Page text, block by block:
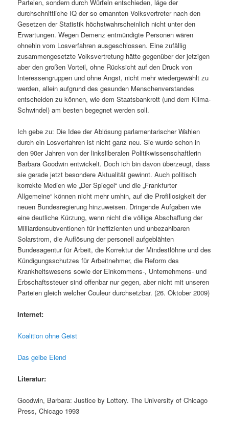
Parteien, sondern durch Würfeln entschieden, läge der
durchschnittliche IQ der so ernannten Volksvertreter nach den
Gesetzen der Statistik höchstwahrscheinlich nicht unter den
Erwartungen. Wegen Demenz entmündigte Personen wären
ohnehin vom Losverfahren ausgeschlossen. Eine zufällig
zusammengesetzte Volksvertretung hätte gegenüber der jetzigen
aber den großen Vorteil, ohne Rücksicht auf den Druck von
Interessengruppen und ohne Angst, nicht mehr wiedergewählt zu
werden, allein aufgrund des gesunden Menschenverstandes
entscheiden zu können, wie dem Staatsbankrott (und dem Klima-
Schwindel) am besten begegnet werden soll.
Ich gebe zu: Die Idee der Ablösung parlamentarischer Wahlen
durch ein Losverfahren ist nicht ganz neu. Sie wurde schon in
den 90er Jahren von der linksliberalen Politikwissenschaftlerin
Barbara Goodwin entwickelt. Doch ich bin davon überzeugt, dass
sie gerade jetzt besondere Aktualität gewinnt. Auch politisch
korrekte Medien wie „Der Spiegel“ und die „Frankfurter
Allgemeine“ können nicht mehr umhin, auf die Profillosigkeit der
neuen Bundesregierung hinzuweisen. Dringende Aufgaben wie
eine deutliche Kürzung, wenn nicht die völlige Abschaffung der
Milliardensubventionen für ineffizienten und unbezahlbaren
Solarstrom, die Auflösung der personell aufgeblähten
Bundesagentur für Arbeit, die Korrektur der Mindestlöhne und des
Kündigungsschutzes für Arbeitnehmer, die Reform des
Krankheitswesens sowie der Einkommens-, Unternehmens- und
Erbschaftssteuer sind offenbar nur gegen, aber nicht mit unseren
Parteien gleich welcher Couleur durchsetzbar. (26. Oktober 2009)
Internet:
Koalition ohne Geist
Das gelbe Elend
Literatur:
Goodwin, Barbara: Justice by Lottery. The University of Chicago
Press, Chicago 1993